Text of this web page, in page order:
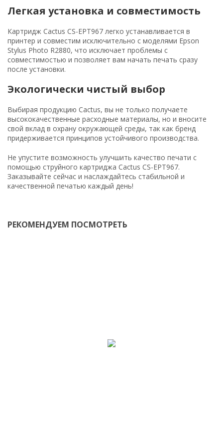
Легкая установка и совместимость
Картридж Cactus CS-EPT967 легко устанавливается в
принтер и совместим исключительно с моделями Epson
Stylus Photo R2880, что исключает проблемы с
совместимостью и позволяет вам начать печать сразу
после установки.
Экологически чистый выбор
Выбирая продукцию Cactus, вы не только получаете
высококачественные расходные материалы, но и вносите
свой вклад в охрану окружающей среды, так как бренд
придерживается принципов устойчивого производства.
Не упустите возможность улучшить качество печати с
помощью струйного картриджа Cactus CS-EPT967.
Заказывайте сейчас и наслаждайтесь стабильной и
качественной печатью каждый день!
РЕКОМЕНДУЕМ ПОСМОТРЕТЬ